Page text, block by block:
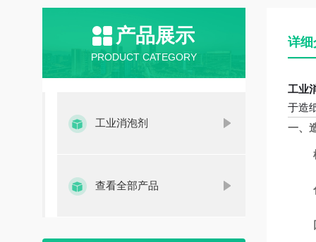
产品展示
PRODUCT CATEGORY
工业消泡剂
查看全部产品
详细
工业
于造
一、